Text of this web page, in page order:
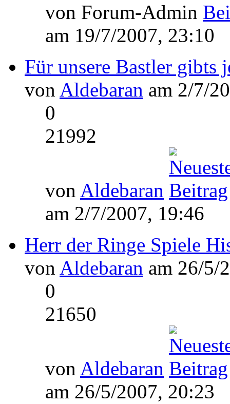
von Forum-Admin
am 19/7/2007, 23:10
Für unsere Bastler gibts
von Aldebaran am 2/7/
0
21992
von Aldebaran
am 2/7/2007, 19:46
Herr der Ringe Spiele
von Aldebaran am 26/5/
0
21650
von Aldebaran
am 26/5/2007, 20:23